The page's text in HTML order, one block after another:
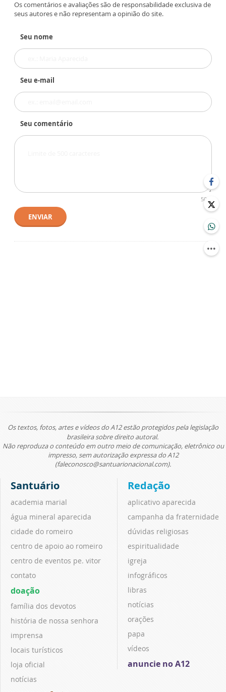
Os comentários e avaliações são de responsabilidade exclusiva de
seus autores e não representam a opinião do site.
Seu nome
Seu e-mail
Seu comentário
500
ENVIAR
Os textos, fotos, artes e vídeos do A12 estão protegidos pela legislação
brasileira sobre direito autoral.
Não reproduza o conteúdo em outro meio de comunicação, eletrônico ou
impresso, sem autorização expressa do A12
(faleconosco@santuarionacional.com).
Santuário
academia marial
água mineral aparecida
cidade do romeiro
centro de apoio ao romeiro
centro de eventos pe. vitor
contato
doação
família dos devotos
história de nossa senhora
imprensa
locais turísticos
loja oficial
notícias
Redação
aplicativo aparecida
campanha da fraternidade
dúvidas religiosas
espiritualidade
igreja
infográficos
libras
notícias
orações
papa
vídeos
anuncie no A12